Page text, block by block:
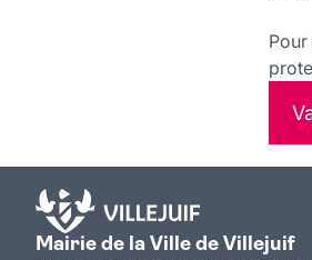
Mairie de la Ville de Villejuif